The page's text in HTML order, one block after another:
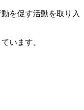
を促す活動を取り入
います。